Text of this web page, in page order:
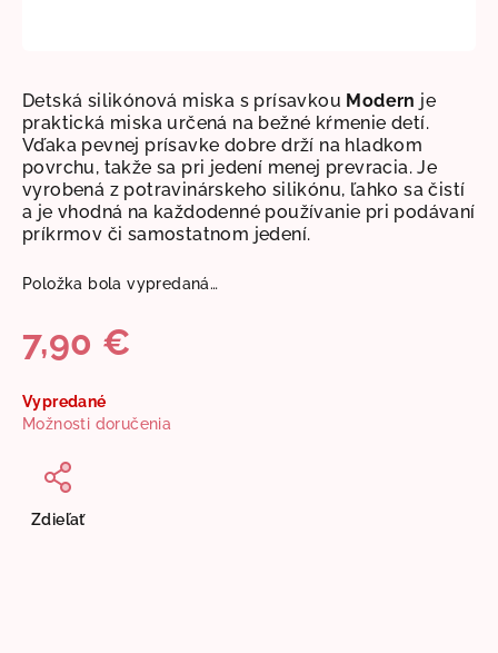
Detská silikónová miska s prísavkou Modern je
praktická miska určená na bežné kŕmenie detí.
Vďaka pevnej prísavke dobre drží na hladkom
povrchu, takže sa pri jedení menej prevracia. Je
vyrobená z potravinárskeho silikónu, ľahko sa čistí
a je vhodná na každodenné používanie pri podávaní
príkrmov či samostatnom jedení.
Položka bola vypredaná…
7,90 €
cena:
Vypredané
Možnosti doručenia
Zdieľať